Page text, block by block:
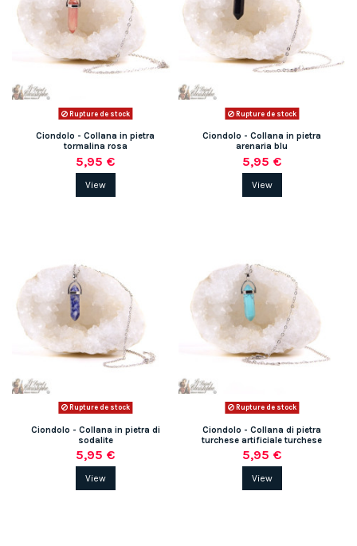
Rupture de stock
Ciondolo - Collana in pietra
tormalina rosa
5,95 €
View
Rupture de stock
Ciondolo - Collana in pietra
arenaria blu
5,95 €
View
Rupture de stock
Ciondolo - Collana in pietra di
sodalite
5,95 €
View
Rupture de stock
Ciondolo - Collana di pietra
turchese artificiale turchese
5,95 €
View